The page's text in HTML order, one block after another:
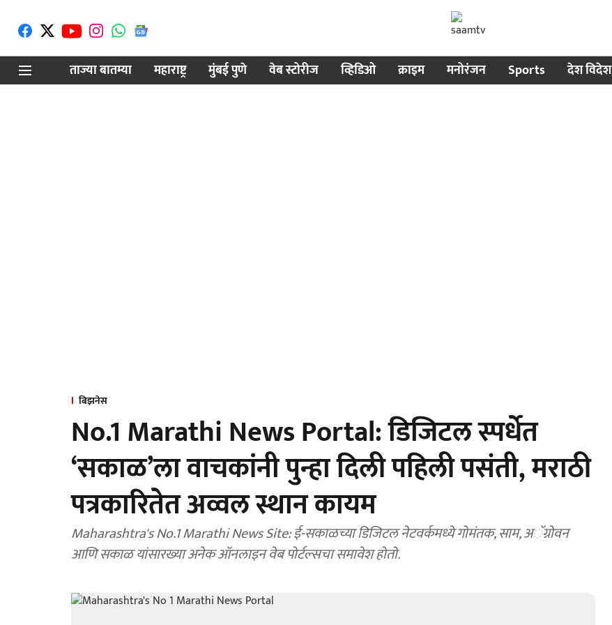
ताज्या बातम्या
महाराष्ट्र मुंबई पुणे वेब स्टोरीज व्हिडिओ क्राइम मनोरंजन Sports देश विदेश
बिझनेस
No.1 Marathi News Portal: डिजिटल स्पर्धेत
‘सकाळ’ला वाचकांनी पुन्हा दिली पहिली पसंती, मराठी
पत्रकारितेत अव्वल स्थान कायम
Maharashtra's No.1 Marathi News Site: ई-सकाळच्या डिजिटल नेटवर्कमध्ये गोमंतक, साम, अॅग्रोवन
आणि सकाळ यांसारख्या अनेक ऑनलाइन वेब पोर्टल्सचा समावेश होतो.